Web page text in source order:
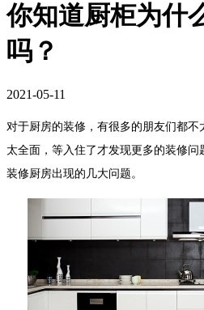
你知道厨柜为什
吗？
2021-05-11
对于厨房的装修，有很多的朋友们都
太全面，等入住了才发现更多的装修
装修厨房出现的几大问题。